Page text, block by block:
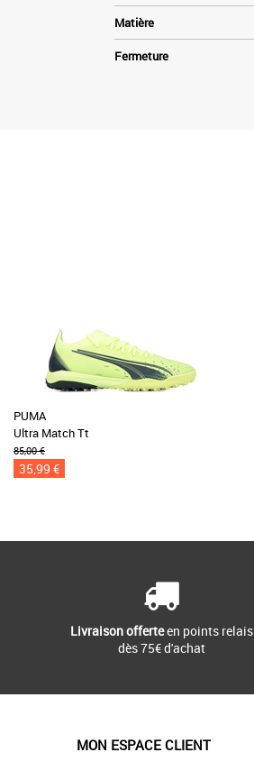
Matière
Fermeture
PUMA
Ultra Match Tt
85,00 €
35,99 €
Livraison offerteen points relais
dès 75€ d'achat
MON ESPACE CLIENT